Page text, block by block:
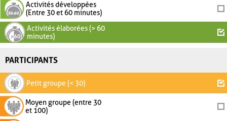
Activités développées
(Entre 30 et 60 minutes)
Activités élaborées (> 60
minutes)
PARTICIPANTS
Petit groupe (< 30)
Moyen groupe (entre 30
et 100)